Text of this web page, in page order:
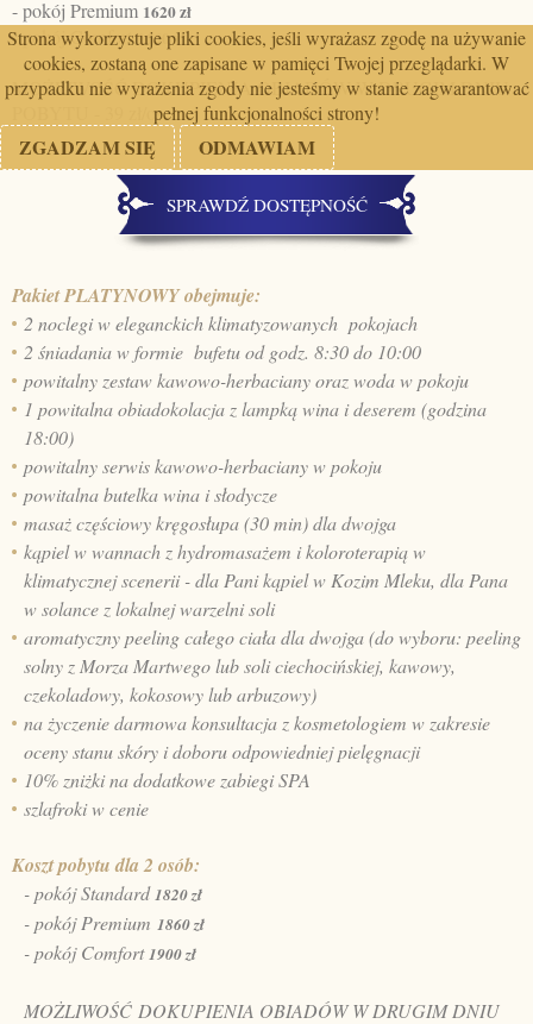
- pokój Premium 1620 zł
- pokój Comfort1660 zł
MOŻLIWOŚĆ DOKUPIENIA OBIADÓW W DRUGIM DNIU
POBYTU - 39 zł/os.
SPRAWDŹ DOSTĘPNOŚĆ
Pakiet PLATYNOWY obejmuje:
2 noclegi w eleganckich klimatyzowanych pokojach
2 śniadania w formie bufetu od godz. 8:30 do 10:00
powitalny zestaw kawowo-herbaciany oraz woda w pokoju
1 powitalna obiadokolacja z lampką wina i deserem (godzina
18:00)
powitalny serwis kawowo-herbaciany w pokoju
powitalna butelka wina i słodycze
masaż częściowy kręgosłupa (30 min) dla dwojga
kąpiel w wannach z hydromasażem i koloroterapią w
klimatycznej scenerii - dla Pani kąpiel w Kozim Mleku, dla Pana
w solance z lokalnej warzelni soli
aromatyczny peeling całego ciała dla dwojga (do wyboru: peeling
solny z Morza Martwego lub soli ciechocińskiej, kawowy,
czekoladowy, kokosowy lub arbuzowy)
na życzenie darmowa konsultacja z kosmetologiem w zakresie
oceny stanu skóry i doboru odpowiedniej pielęgnacji
10% zniżki na dodatkowe zabiegi SPA
szlafroki w cenie
Koszt pobytu dla 2 osób:
- pokój Standard1820 zł
- pokój Premium 1860 zł
- pokój Comfort1900 zł
MOŻLIWOŚĆ DOKUPIENIA OBIADÓW W DRUGIM DNIU
Strona wykorzystuje pliki cookies, jeśli wyrażasz zgodę na używanie
cookies, zostaną one zapisane w pamięci Twojej przeglądarki. W
przypadku nie wyrażenia zgody nie jesteśmy w stanie zagwarantować
pełnej funkcjonalności strony!
ZGADZAM SIĘ ODMAWIAM